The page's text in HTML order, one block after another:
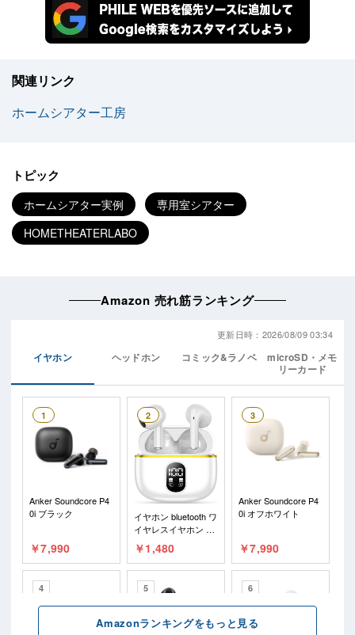
関連リンク
ホームシアター工房
トピック
ホームシアター実例
専用室シアター
HOMETHEATERLABO